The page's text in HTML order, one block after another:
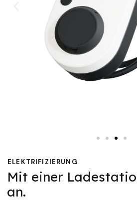
ELEKTRIFIZIERUNG
Mit einer
an.